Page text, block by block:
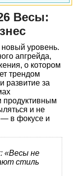
Весы:
уровень.
апгрейда,
о котором
трендом
развитие за
продуктивным
и не
— в фокусе и
«Весы не
стиль